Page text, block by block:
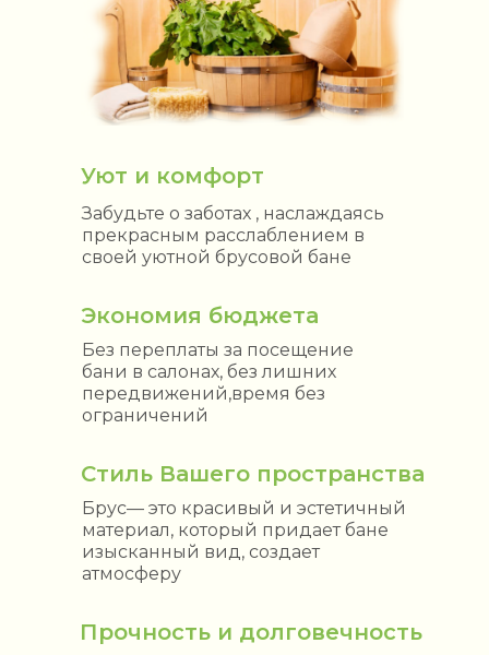
Стиль Вашего пространства
Брус— это красивый и эстетичный
материал, который придает бане
изысканный вид, создает
атмосферу
Уют и комфорт
Забудьте о заботах , наслаждаясь
прекрасным расслаблением в
своей уютной брусовой бане
Прочность и долговечность
Экономия бюджета
Без переплаты за посещение
бани в салонах, без лишних
передвижений,время без
ограничений